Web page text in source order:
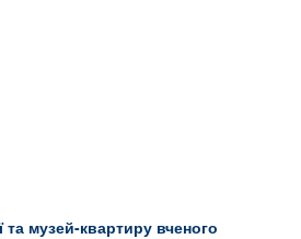
та музей-квартиру вченого